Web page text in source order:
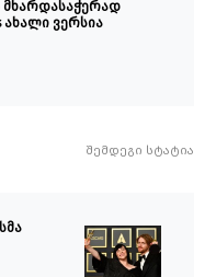
მხარდასაჭერად
ახალი ვერსია
შემდეგი სტატია